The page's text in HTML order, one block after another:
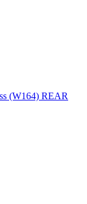
(W164) REAR